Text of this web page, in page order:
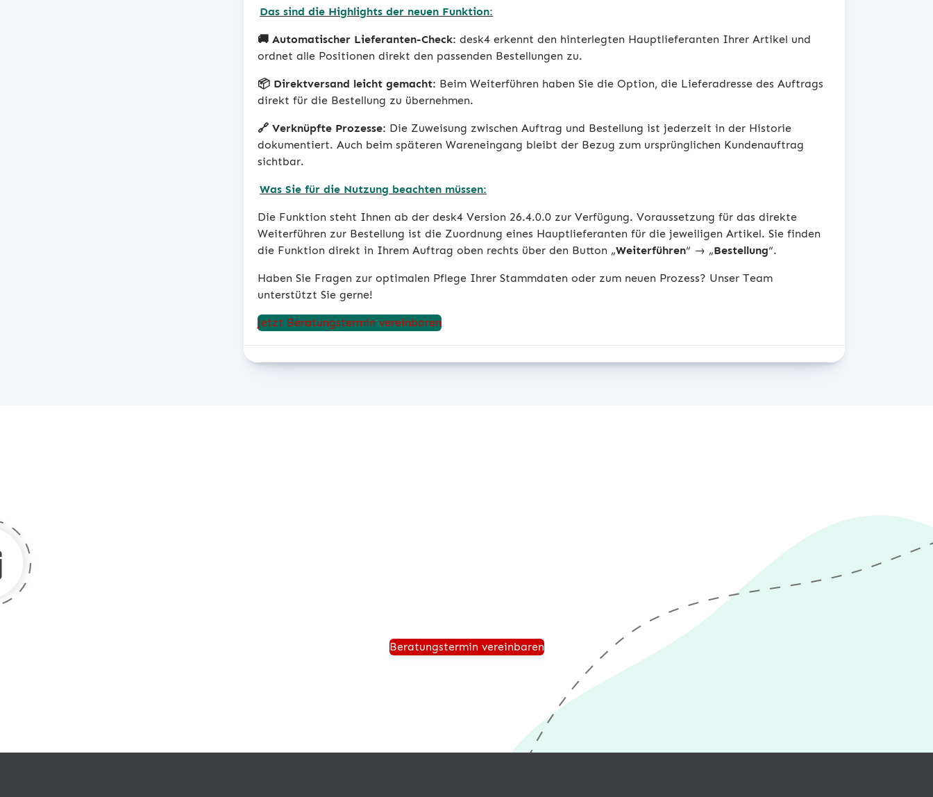
Das sind die Highlights der neuen Funktion:
🚚 Automatischer Lieferanten-Check: desk4 erkennt den hinterlegten Hauptlieferanten Ihrer Artikel und
ordnet alle Positionen direkt den passenden Bestellungen zu.
📦 Direktversand leicht gemacht: Beim Weiterführen haben Sie die Option, die Lieferadresse des Auftrags
direkt für die Bestellung zu übernehmen.
🔗 Verknüpfte Prozesse: Die Zuweisung zwischen Auftrag und Bestellung ist jederzeit in der Historie
dokumentiert. Auch beim späteren Wareneingang bleibt der Bezug zum ursprünglichen Kundenauftrag
sichtbar.
Was Sie für die Nutzung beachten müssen:
Die Funktion steht Ihnen ab der desk4 Version 26.4.0.0 zur Verfügung. Voraussetzung für das direkte
Weiterführen zur Bestellung ist die Zuordnung eines Hauptlieferanten für die jeweiligen Artikel. Sie finden
die Funktion direkt in Ihrem Auftrag oben rechts über den Button „Weiterführen“ → „Bestellung“.
Haben Sie Fragen zur optimalen Pflege Ihrer Stammdaten oder zum neuen Prozess? Unser Team
unterstützt Sie gerne!
Jetzt Beratungstermin vereinbaren
Beratungstermin vereinbaren